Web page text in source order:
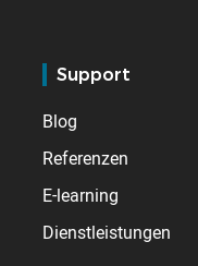
Support
Blog
Referenzen
E-learning
Dienstleistungen